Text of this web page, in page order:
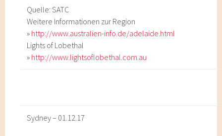
Quelle: SATC
Weitere Informationen zur Region
» http://www.australien-info.de/adelaide.html
Lights of Lobethal
» http://www.lightsoflobethal.com.au
Sydney – 01.12.17